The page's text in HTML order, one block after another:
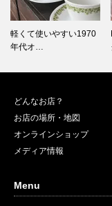
Fire-king ヘビーマ
グ…
どんなお店？
お店の場所・地図
オンラインショップ
メディア情報
Menu